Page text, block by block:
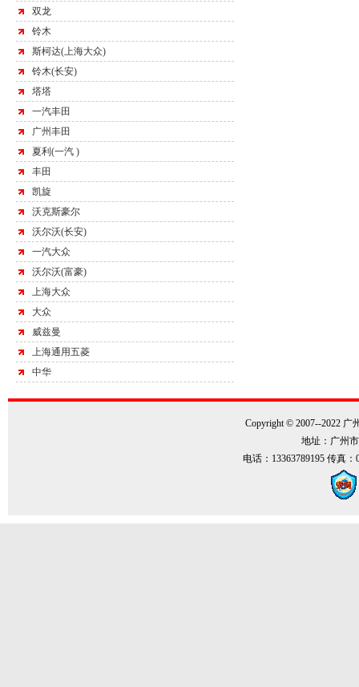
双龙
铃木
斯柯达(上海大众)
铃木(长安)
塔塔
一汽丰田
广州丰田
夏利(一汽 )
丰田
凯旋
沃克斯豪尔
沃尔沃(长安)
一汽大众
沃尔沃(富豪)
上海大众
大众
威兹曼
上海通用五菱
中华
Copyright © 2007--2022 广
地址：广州
电话：13363789195 传真：